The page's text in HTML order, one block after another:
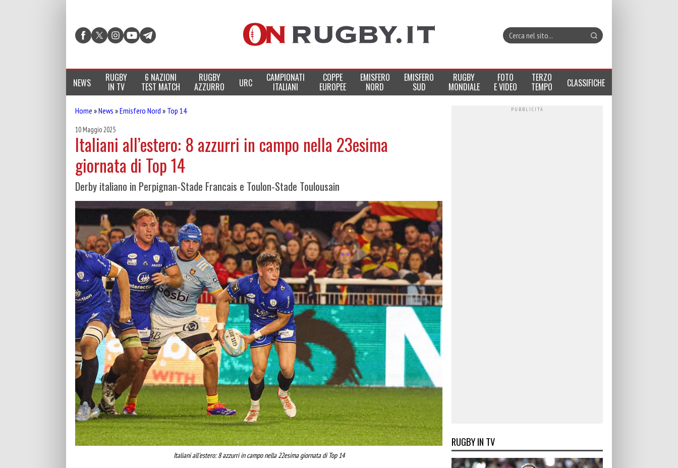
NEWS RUGBY
IN TV
6 NAZIONI
TEST MATCH
RUGBY
AZZURRO URC CAMPIONATI
ITALIANI
COPPE
EUROPEE
EMISFERO
NORD
EMISFERO
SUD
RUGBY
MONDIALE
FOTO
E VIDEO
TERZO
TEMPO CLASSIFICHE
Home »News »Emisfero Nord » Top 14
10 Maggio 2025
Italiani all’estero: 8 azzurri in campo nella 23esima
giornata di Top 14
Derby italiano in Perpignan-Stade Francais e Toulon-Stade Toulousain
Italiani all'estero: 8 azzurri in campo nella 22esima giornata di Top 14
RUGBY IN TV